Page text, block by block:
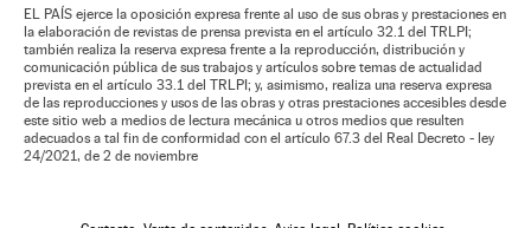
EL PAÍS ejerce la oposición expresa frente al uso de sus obras y prestaciones en
la elaboración de revistas de prensa prevista en el artículo 32.1 del TRLPI;
también realiza la reserva expresa frente a la reproducción, distribución y
comunicación pública de sus trabajos y artículos sobre temas de actualidad
prevista en el artículo 33.1 del TRLPI; y, asimismo, realiza una reserva expresa
de las reproducciones y usos de las obras y otras prestaciones accesibles desde
este sitio web a medios de lectura mecánica u otros medios que resulten
adecuados a tal fin de conformidad con el artículo 67.3 del Real Decreto - ley
24/2021, de 2 de noviembre